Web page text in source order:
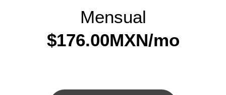
Mensual
$176.00MXN/mo